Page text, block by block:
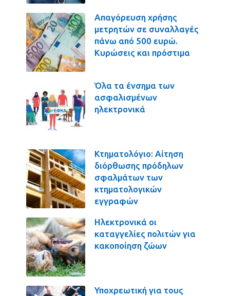
Απαγόρευση χρήσης
μετρητών σε συναλλαγές
πάνω από 500 ευρώ.
Κυρώσεις και πρόστιμα
Όλα τα ένσημα των
ασφαλισμένων
ηλεκτρονικά
Κτηματολόγιο: Αίτηση
διόρθωσης πρόδηλων
σφαλμάτων των
κτηματολογικών
εγγραφών
Ηλεκτρονικά οι
καταγγελίες πολιτών για
κακοποίηση ζώων
Υποχρεωτική για τους